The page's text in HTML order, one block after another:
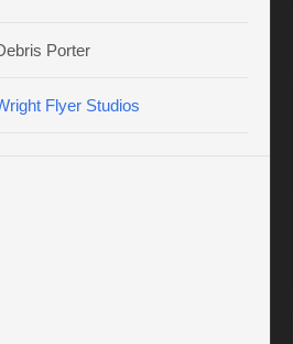
！2回の機体ダメージで墜落
ンを越えると墜落します
Porter
Flyer Studios